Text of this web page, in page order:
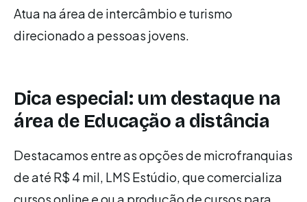
Atua na área de intercâmbio e turismo
direcionado a pessoas jovens.
Dica especial: um destaque na
área de Educação a distância
Destacamos entre as opções de microfranquias
de até R$ 4 mil, LMS Estúdio, que comercializa
cursos online e ou a produção de cursos para